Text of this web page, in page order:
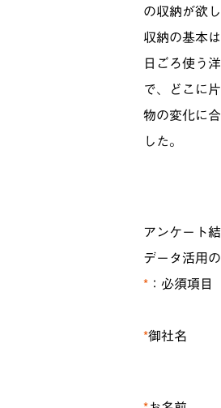
の収納が欲
収納の基本
日ごろ使う
で、どこに
物の変化に
した。
アンケート
データ活用
* ：必須項目
*御社名